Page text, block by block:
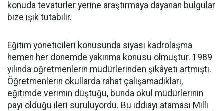
konuda tevatürler yerine araştırmaya dayanan bulgular
bize ışık tutabilir.
Eğitim yöneticileri konusunda siyasi kadrolaşma
hemen her dönemde yakınma konusu olmuştur. 1989
yılında öğretmenlerin müdürlerinden şikâyeti artmıştı.
Öğretmenlerin okullarda rahat çalışamadıkları,
eğitimde verimin düştüğü, bunda okul müdürlerinin
payı olduğu ileri sürülüyordu. Bu iddiayı ataması Milli